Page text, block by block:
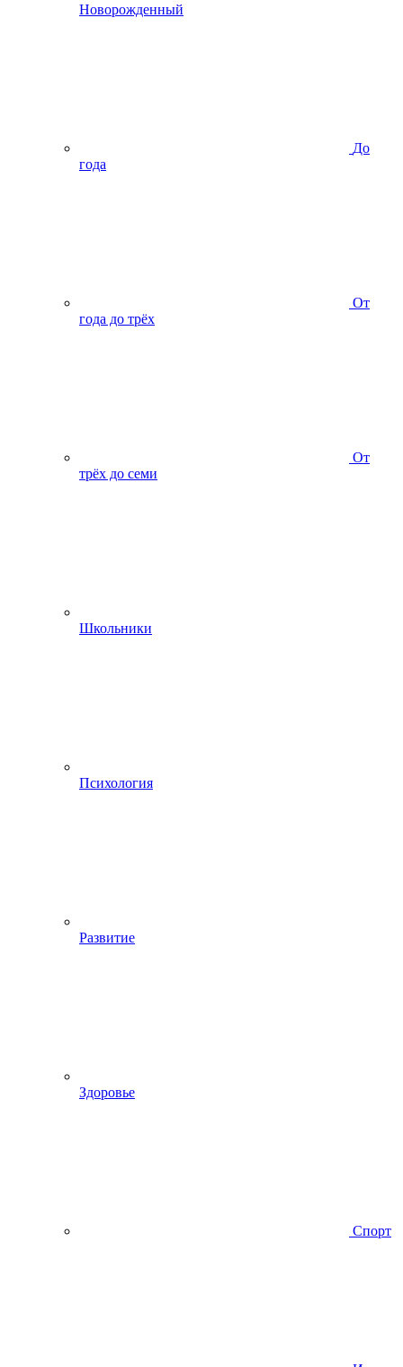
Новорожденный
До
года
От
года до трёх
От
трёх до семи
Школьники
Психология
Развитие
Здоровье
Спорт